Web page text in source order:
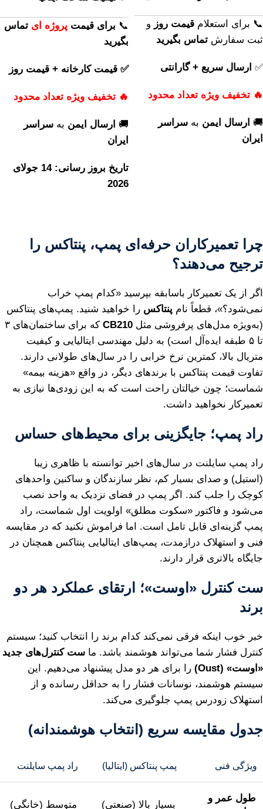
📞 برای استعلام قیمت روز و
ثبت سفارش تماس بگیرید
✅ ارسال سریع + گارانتی
🔥 تخفیف ویژه تعداد محدود
🚚 ارسال ایمن به سراسر
ایران
📞 برای قیمت پروژه ای تماس
بگیرید
✅ قیمت کارخانه + قیمت روز
🔥 تخفیف ویژه تعداد محدود
🚚 ارسال ایمن به سراسر
ایران
تاریخ بروز رسانی: 14 جولای
2026
چرا تعمیرکاران حرفه‌ای پمپ، پنتاکس را
ترجیح می‌دهند؟
اگر از یک تعمیرکار باسابقه بپرسید «کدام پمپ خراب
نمی‌شود؟»، قطعاً نام پنتاکس را خواهید شنید. پمپ‌های پنتاکس
(به‌ویژه مدل‌های پرفروشی مثل CB210
که برای ساختمان‌های ۳
تا ۵ طبقه ایده‌آل است) به دلیل مهندسی ایتالیایی و کیفیت
متریال بالا، کمترین نرخ خرابی را در سال‌های طولانی دارند.
تفاوت قیمت پنتاکس با برندهای دیگر، در واقع «هزینه بیمه»
شماست؛ چون خیالتان راحت است که به این زودی‌ها نیازی به
تعمیرکار نخواهید داشت.
راد پمپ؛ جایگزینی برای محیط‌های حساس
راد پمپ سایلنت در سال‌های اخیر توانسته با ظاهری زیبا
(استیل) و صدای بسیار کم، نظر سازندگان و ساکنین واحدهای
کوچک را جلب کند. اگر پمپ در فضای نزدیک به واحد نصب
می‌شود و فاکتور «سکوت مطلق» اولویت اول شماست، راد
پمپ گزینه‌ای قابل تامل است. اما فراموش نکنید که در مقایسه
فنی و استهلاک درازمدت، پمپ‌های ایتالیایی پنتاکس همچنان در
جایگاه بالاتری قرار دارند.
ست کنترل «اوست»؛ ارتقای عملکرد هر دو
برند
خبر خوب اینکه فرقی نمی‌کند کدام برند را انتخاب کنید؛ سیستم
کنترل فشار شما می‌تواند هوشمند باشد. ما ست کنترل‌های جدید
«اوست» (Oust)
را برای هر دو مدل پیشنهاد می‌دهیم. این
سیستم هوشمند، نوسانات فشار را به حداقل رسانده و از
استهلاک زودرس پمپ جلوگیری می‌کند.
جدول مقایسه سریع (انتخاب هوشمندانه)
ویژگی فنی پمپ پنتاکس (ایتالیا) راد پمپ سایلنت
طول عمر و
بسیار بالا (صنعتی) متوسط (خانگی)